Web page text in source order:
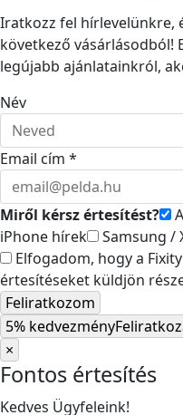
Iratkozz fel hírlevelünkre,
következő vásárlásodból!
legújabb ajánlatainkról,
Név
Email cím *
Miről kérsz értesítést?
iPhone hírek
Samsung /
Elfogadom, hogy a
értesítéseket küldjön
Feliratkozom
5% kedvezmény
×
Fontos értesítés
Kedves Ügyfeleink!